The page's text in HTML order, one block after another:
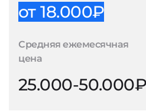
от 18.000₽
Средняя ежемесячная
цена
25.000-50.000₽